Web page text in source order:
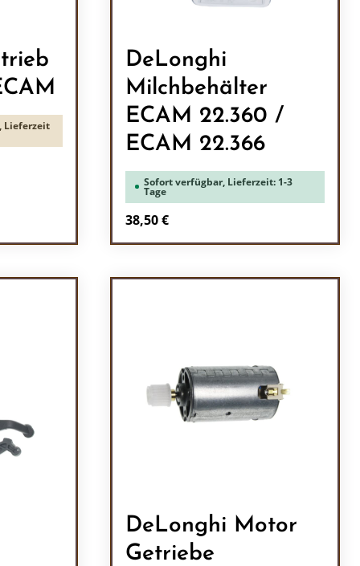
Lieferzeit
DeLonghi
Milchbehälter
ECAM 22.360 /
ECAM 22.366
Sofort verfügbar, Lieferzeit: 1-3
Tage
Regulärer Preis:
38,50 €
DeLonghi Motor
Getriebe